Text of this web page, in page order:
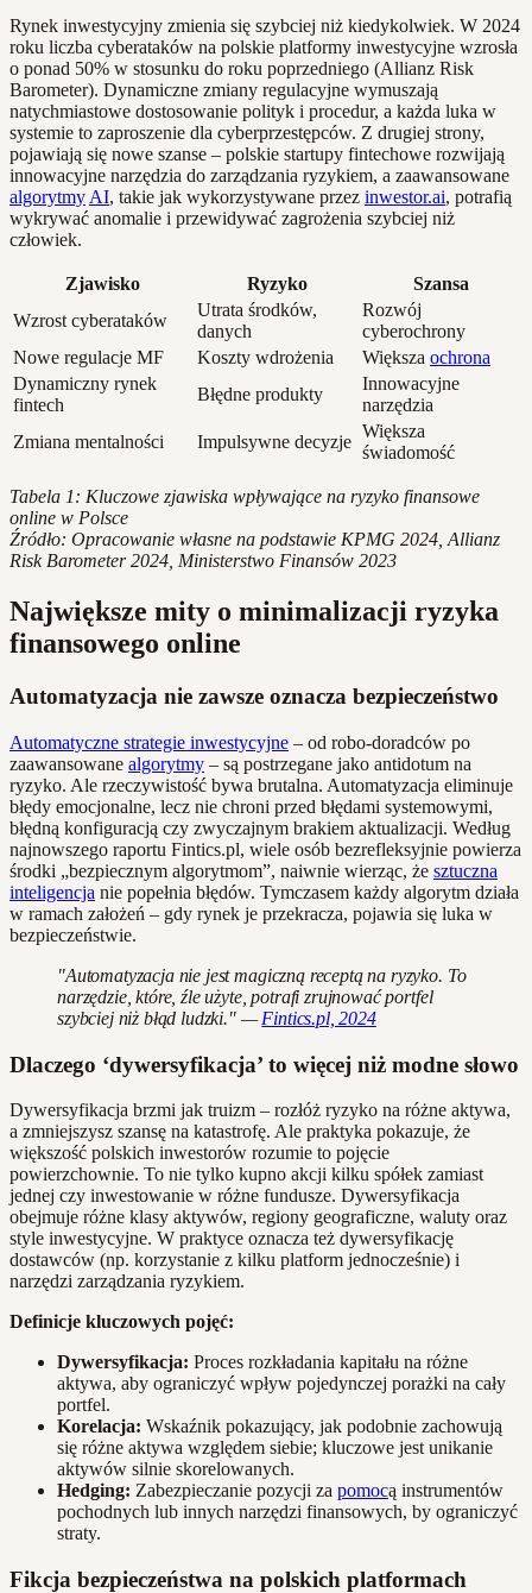
Rynek inwestycyjny zmienia się szybciej niż kiedykolwiek. W 2024
roku liczba cyberataków na polskie platformy inwestycyjne wzrosła
o ponad 50% w stosunku do roku poprzedniego (Allianz Risk
Barometer). Dynamiczne zmiany regulacyjne wymuszają
natychmiastowe dostosowanie polityk i procedur, a każda luka w
systemie to zaproszenie dla cyberprzestępców. Z drugiej strony,
pojawiają się nowe szanse – polskie startupy fintechowe rozwijają
innowacyjne narzędzia do zarządzania ryzykiem, a zaawansowane
algorytmy AI, takie jak wykorzystywane przez inwestor.ai, potrafią
wykrywać anomalie i przewidywać zagrożenia szybciej niż
człowiek.
Zjawisko Ryzyko
Szansa
Wzrost cyberataków
Utrata środków,
danych
Rozwój
cyberochrony
Nowe regulacje MF
Koszty wdrożenia Większa ochrona
Dynamiczny rynek
fintech
Błędne produkty
Innowacyjne
narzędzia
Zmiana mentalności
Impulsywne decyzje
Większa
świadomość
Tabela 1: Kluczowe zjawiska wpływające na ryzyko finansowe
online w Polsce
Źródło: Opracowanie własne na podstawie KPMG 2024, Allianz
Risk Barometer 2024, Ministerstwo Finansów 2023
Największe mity o minimalizacji ryzyka
finansowego online
Automatyzacja nie zawsze oznacza bezpieczeństwo
Automatyczne strategie inwestycyjne – od robo-doradców po
zaawansowane algorytmy – są postrzegane jako antidotum na
ryzyko. Ale rzeczywistość bywa brutalna. Automatyzacja eliminuje
błędy emocjonalne, lecz nie chroni przed błędami systemowymi,
błędną konfiguracją czy zwyczajnym brakiem aktualizacji. Według
najnowszego raportu Fintics.pl, wiele osób bezrefleksyjnie powierza
środki „bezpiecznym algorytmom”, naiwnie wierząc, że sztuczna
inteligencja nie popełnia błędów. Tymczasem każdy algorytm działa
w ramach założeń – gdy rynek je przekracza, pojawia się luka w
bezpieczeństwie.
"Automatyzacja nie jest magiczną receptą na ryzyko. To
narzędzie, które, źle użyte, potrafi zrujnować portfel
szybciej niż błąd ludzki." —Fintics.pl, 2024
Dlaczego ‘dywersyfikacja’ to więcej niż modne słowo
Dywersyfikacja brzmi jak truizm – rozłóż ryzyko na różne aktywa,
a zmniejszysz szansę na katastrofę. Ale praktyka pokazuje, że
większość polskich inwestorów rozumie to pojęcie
powierzchownie. To nie tylko kupno akcji kilku spółek zamiast
jednej czy inwestowanie w różne fundusze. Dywersyfikacja
obejmuje różne klasy aktywów, regiony geograficzne, waluty oraz
style inwestycyjne. W praktyce oznacza też dywersyfikację
dostawców (np. korzystanie z kilku platform jednocześnie) i
narzędzi zarządzania ryzykiem.
Definicje kluczowych pojęć:
Dywersyfikacja: Proces rozkładania kapitału na różne
aktywa, aby ograniczyć wpływ pojedynczej porażki na cały
portfel.
Korelacja: Wskaźnik pokazujący, jak podobnie zachowują
się różne aktywa względem siebie; kluczowe jest unikanie
aktywów silnie skorelowanych.
Hedging: Zabezpieczanie pozycji za pomocą instrumentów
pochodnych lub innych narzędzi finansowych, by ograniczyć
straty.
Fikcja bezpieczeństwa na polskich platformach